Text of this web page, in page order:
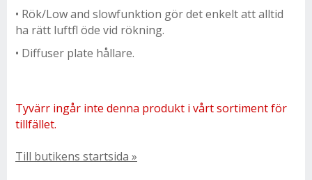
• Rök/Low and slowfunktion gör det enkelt att alltid
ha rätt luftfl öde vid rökning.
• Diffuser plate hållare.
Tyvärr ingår inte denna produkt i vårt sortiment för
tillfället.
Till butikens startsida »